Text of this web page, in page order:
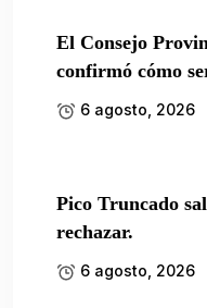
El Consejo
confirmó cómo
6 agosto, 2026
Pico Truncado
rechazar.
6 agosto, 2026